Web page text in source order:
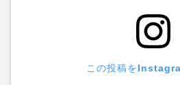
この投稿を